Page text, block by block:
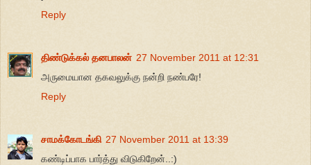
Reply
திண்டுக்கல் தனபாலன் 27 November 2011 at 12:31
அருமையான தகவலுக்கு நன்றி நண்பரே!
Reply
சாமக்கோடங்கி 27 November 2011 at 13:39
கண்டிப்பாக பார்த்து விடுகிறேன்..:)